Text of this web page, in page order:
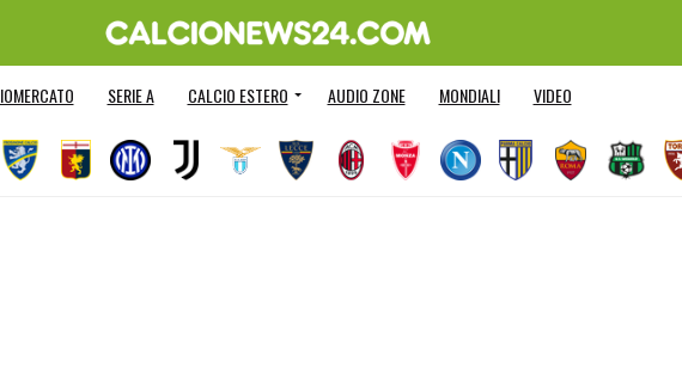
SERIE A CALCIO ESTERO AUDIO ZONE MONDIALI VIDEO